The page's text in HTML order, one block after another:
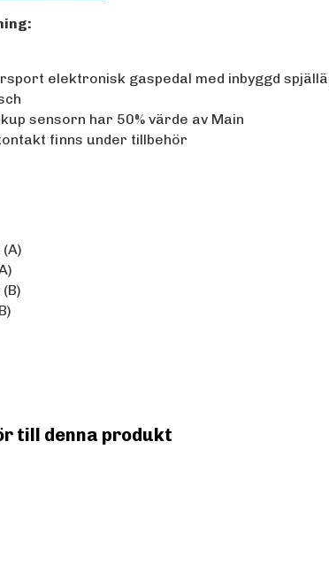
elektronisk gaspedal med inbyggd
sensorn har 50% värde av Main
finns under tillbehör
till denna produkt